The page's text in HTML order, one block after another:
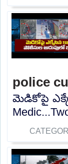
police
మెడికోపై